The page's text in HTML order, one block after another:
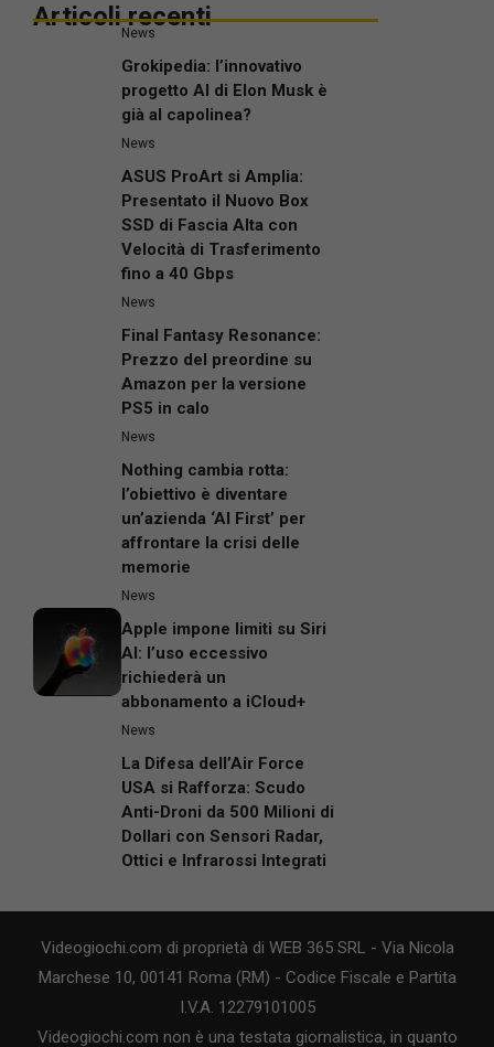
Articoli recenti
News
Grokipedia: l’innovativo
progetto AI di Elon Musk è
già al capolinea?
News
ASUS ProArt si Amplia:
Presentato il Nuovo Box
SSD di Fascia Alta con
Velocità di Trasferimento
fino a 40 Gbps
News
Final Fantasy Resonance:
Prezzo del preordine su
Amazon per la versione
PS5 in calo
News
Nothing cambia rotta:
l’obiettivo è diventare
un’azienda ‘AI First’ per
affrontare la crisi delle
memorie
News
Apple impone limiti su Siri
AI: l’uso eccessivo
richiederà un
abbonamento a iCloud+
News
La Difesa dell’Air Force
USA si Rafforza: Scudo
Anti-Droni da 500 Milioni di
Dollari con Sensori Radar,
Ottici e Infrarossi Integrati
Videogiochi.com di proprietà di WEB 365 SRL - Via Nicola
Marchese 10, 00141 Roma (RM) - Codice Fiscale e Partita
I.V.A. 12279101005
Videogiochi.com non è una testata giornalistica, in quanto